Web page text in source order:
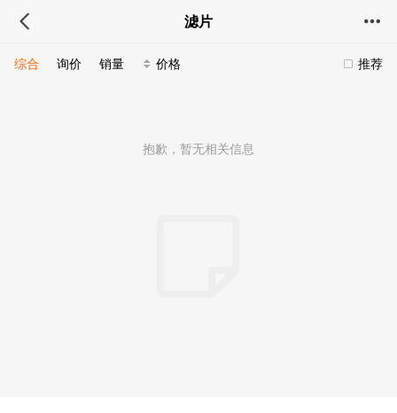
滤片
推荐
综合 询价 销量 价格
抱歉，暂无相关信息